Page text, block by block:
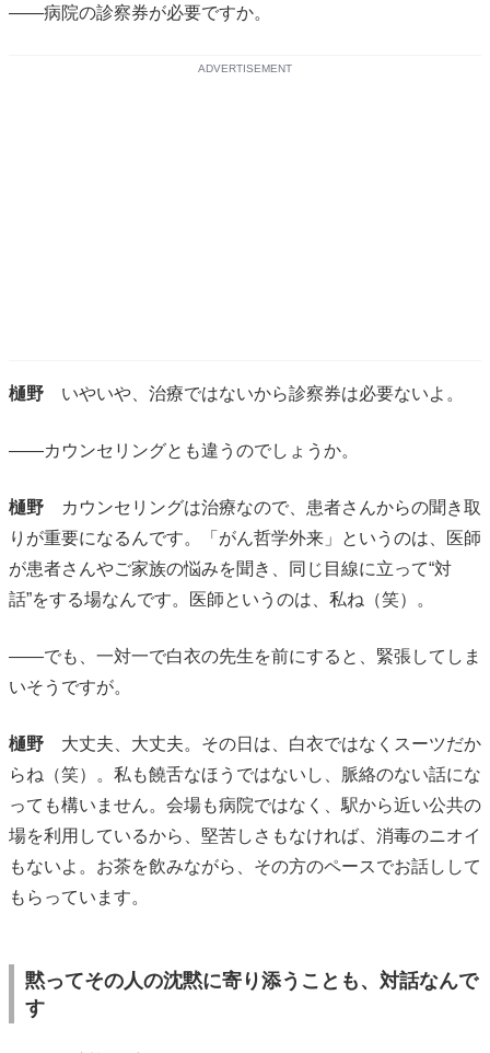
――病院の診察券が必要ですか。
ADVERTISEMENT
樋野 いやいや、治療ではないから診察券は必要ないよ。
――カウンセリングとも違うのでしょうか。
樋野 カウンセリングは治療なので、患者さんからの聞き取
りが重要になるんです。「がん哲学外来」というのは、医師
が患者さんやご家族の悩みを聞き、同じ目線に立って“対
話”をする場なんです。医師というのは、私ね（笑）。
――でも、一対一で白衣の先生を前にすると、緊張してしま
いそうですが。
樋野 大丈夫、大丈夫。その日は、白衣ではなくスーツだか
らね（笑）。私も饒舌なほうではないし、脈絡のない話にな
っても構いません。会場も病院ではなく、駅から近い公共の
場を利用しているから、堅苦しさもなければ、消毒のニオイ
もないよ。お茶を飲みながら、その方のペースでお話しして
もらっています。
黙ってその人の沈黙に寄り添うことも、対話なんで
す